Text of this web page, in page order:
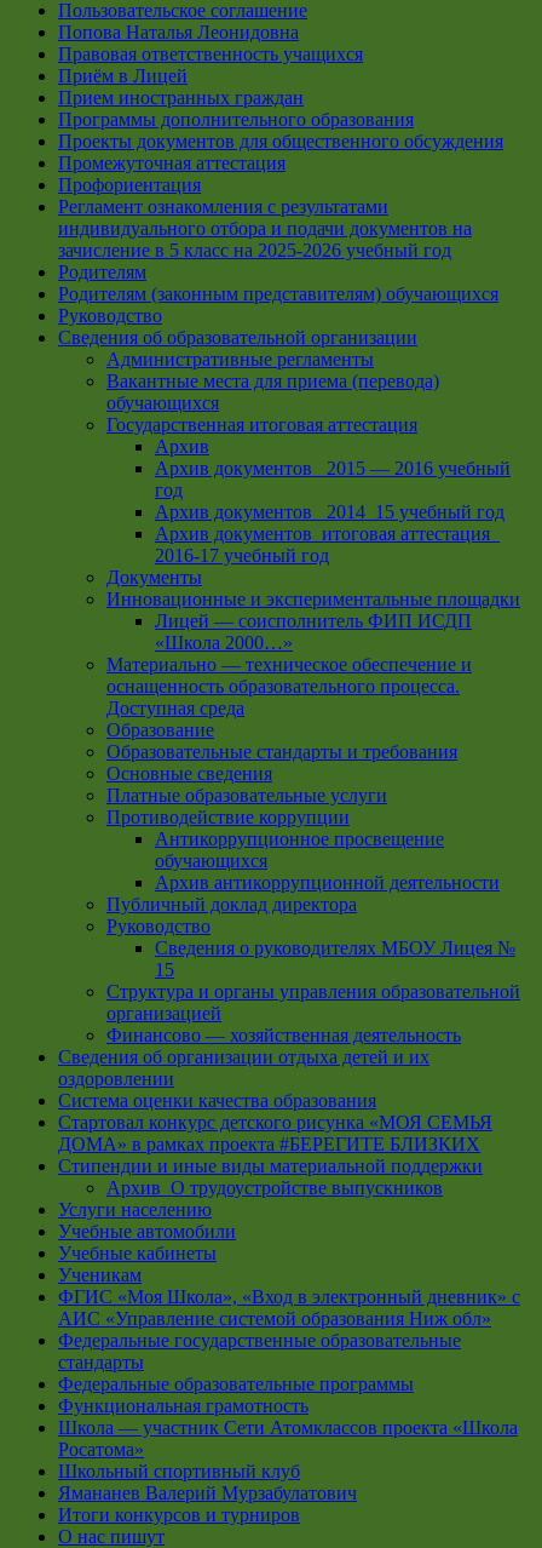
Пользовательское соглашение
Попова Наталья Леонидовна
Правовая ответственность учащихся
Приём в Лицей
Прием иностранных граждан
Программы дополнительного образования
Проекты документов для общественного обсуждения
Промежуточная аттестация
Профориентация
Регламент ознакомления с результатами
индивидуального отбора и подачи документов на
зачисление в 5 класс на 2025-2026 учебный год
Родителям
Родителям (законным представителям) обучающихся
Руководство
Сведения об образовательной организации
Административные регламенты
Вакантные места для приема (перевода)
обучающихся
Государственная итоговая аттестация
Архив
Архив документов _2015 — 2016 учебный
год
Архив документов_ 2014_15 учебный год
Архив документов_итоговая аттестация_
2016-17 учебный год
Документы
Инновационные и экспериментальные площадки
Лицей — соисполнитель ФИП ИСДП
«Школа 2000…»
Материально — техническое обеспечение и
оснащенность образовательного процесса.
Доступная среда
Образование
Образовательные стандарты и требования
Основные сведения
Платные образовательные услуги
Противодействие коррупции
Антикоррупционное просвещение
обучающихся
Архив антикоррупционной деятельности
Публичный доклад директора
Руководство
Cведения о руководителях МБОУ Лицея №
15
Структура и органы управления образовательной
организацией
Финансово — хозяйственная деятельность
Сведения об организации отдыха детей и их
оздоровлении
Система оценки качества образования
Стартовал конкурс детского рисунка «МОЯ СЕМЬЯ
ДОМА» в рамках проекта #БЕРЕГИТЕ БЛИЗКИХ
Стипендии и иные виды материальной поддержки
Архив_О трудоустройстве выпускников
Услуги населению
Учебные автомобили
Учебные кабинеты
Ученикам
ФГИС «Моя Школа», «Вход в электронный дневник» с
АИС «Управление системой образования Ниж обл»
Федеральные государственные образовательные
стандарты
Федеральные образовательные программы
Функциональная грамотность
Школа — участник Сети Атомклассов проекта «Школа
Росатома»
Школьный спортивный клуб
Ямананев Валерий Мурзабулатович
Итоги конкурсов и турниров
О нас пишут